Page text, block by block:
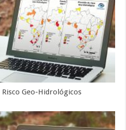
Geo-Hidrológicos